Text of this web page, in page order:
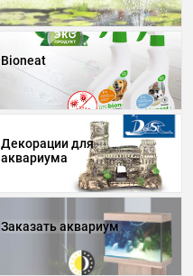
Bioneat
Декорации для
аквариума
Заказать аквариум